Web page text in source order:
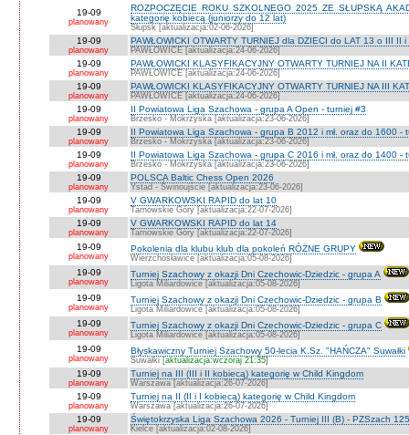
19-09
planowany
ROZPOCZĘCIE ROKU SZKOLNEGO 2025 ZE SŁUPSKĄ
kategorię kobiecą (juniorzy do 12 lat)
Słupsk [aktualizacja:02-06-2026]
19-09
planowany
PAWŁOWICKI OTWARTY TURNIEJ dla DZIECI do LAT 13 o III II
PAWŁOWICE [aktualizacja:24-06-2026]
19-09
planowany
PAWŁOWICKI KLASYFIKACYJNY OTWARTY TURNIEJ NA II
PAWŁOWICE [aktualizacja:24-06-2026]
19-09
planowany
PAWŁOWICKI KLASYFIKACYJNY OTWARTY TURNIEJ NA III
PAWŁOWICE [aktualizacja:24-06-2026]
19-09
planowany
II Powiatowa Liga Szachowa - grupa A Open - turniej #3
Brzesko - Mokrzyska [aktualizacja:23-06-2026]
19-09
planowany
II Powiatowa Liga Szachowa - grupa B 2012 i mł. oraz do 1600 -
Brzesko - Mokrzyska [aktualizacja:23-06-2026]
19-09
planowany
II Powiatowa Liga Szachowa - grupa C 2016 i mł. oraz do 1400 -
Brzesko - Mokrzyska [aktualizacja:23-06-2026]
19-09
planowany
POLSCA Baltic Chess Open 2026
Ystad - Świnoujście [aktualizacja:23-06-2026]
19-09
planowany
V GWARKOWSKI RAPID do lat 10
Tarnowskie Góry [aktualizacja:22-07-2026]
19-09
planowany
V GWARKOWSKI RAPID do lat 14
Tarnowskie Góry [aktualizacja:22-07-2026]
19-09
planowany
Pokolenia dla klubu klub dla pokoleń RÓŻNE GRUPY
Wierzchosławice [aktualizacja:05-08-2026]
19-09
planowany
Turniej Szachowy z okazji Dni Czechowic-Dziedzic - grupa A
Ligota Miliardowice [aktualizacja:05-08-2026]
19-09
planowany
Turniej Szachowy z okazji Dni Czechowic-Dziedzic - grupa B
Ligota Miliardowice [aktualizacja:05-08-2026]
19-09
planowany
Turniej Szachowy z okazji Dni Czechowic-Dziedzic - grupa C
Ligota Miliardowice [aktualizacja:05-08-2026]
19-09
planowany
Błyskawiczny Turniej Szachowy 50-lecia K.Sz. "HAŃCZA" Suwałki
Suwałki [aktualizacja:wczoraj 21:35]
19-09
planowany
Turniej na III (III i II kobiecą) kategorię w Child Kingdom
Warszawa [aktualizacja:26-07-2026]
19-09
planowany
Turniej na II (II i I kobiecą) kategorię w Child Kingdom
Warszawa [aktualizacja:26-07-2026]
19-09
planowany
Świętokrzyska Liga Szachowa 2026 - Turniej III (B) - PZSzach
Kielce [aktualizacja:02-08-2026]